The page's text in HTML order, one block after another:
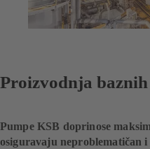
Proizvodnja
Pumpe KSB doprinose
osiguravaju neproblematičan